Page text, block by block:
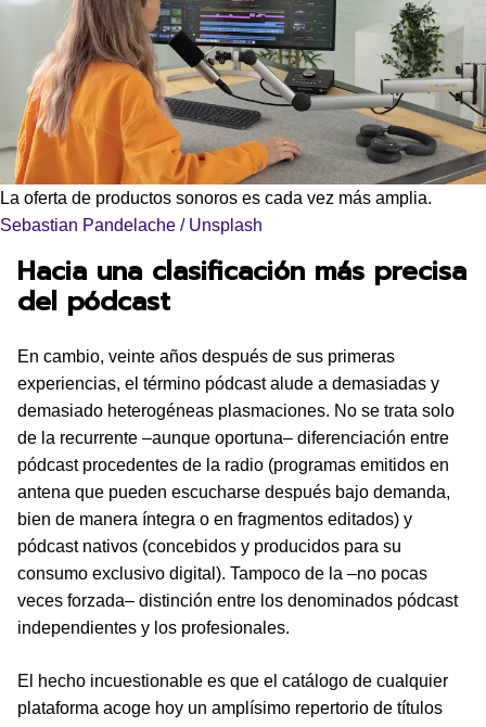
La oferta de productos sonoros es cada vez más amplia.
Sebastian Pandelache / Unsplash
Hacia una clasificación más precisa
del pódcast
En cambio, veinte años después de sus primeras
experiencias, el término pódcast alude a demasiadas y
demasiado heterogéneas plasmaciones. No se trata solo
de la recurrente –aunque oportuna– diferenciación entre
pódcast procedentes de la radio (programas emitidos en
antena que pueden escucharse después bajo demanda,
bien de manera íntegra o en fragmentos editados) y
pódcast nativos (concebidos y producidos para su
consumo exclusivo digital). Tampoco de la –no pocas
veces forzada– distinción entre los denominados pódcast
independientes y los profesionales.
El hecho incuestionable es que el catálogo de cualquier
plataforma acoge hoy un amplísimo repertorio de títulos